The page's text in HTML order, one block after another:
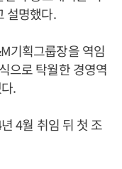
설명했다.
기획그룹장을 역임
으로 탁월한 경영역
.
4월 취임 뒤 첫 조